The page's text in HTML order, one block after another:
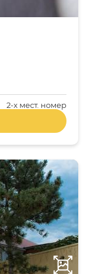
2-x мест. номер